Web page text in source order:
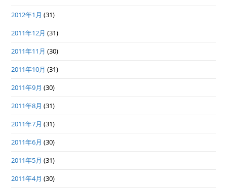
2012年1月 (31)
2011年12月 (31)
2011年11月 (30)
2011年10月 (31)
2011年9月 (30)
2011年8月 (31)
2011年7月 (31)
2011年6月 (30)
2011年5月 (31)
2011年4月 (30)